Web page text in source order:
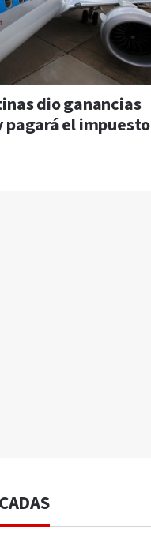
dio ganancias
pagará el impuesto